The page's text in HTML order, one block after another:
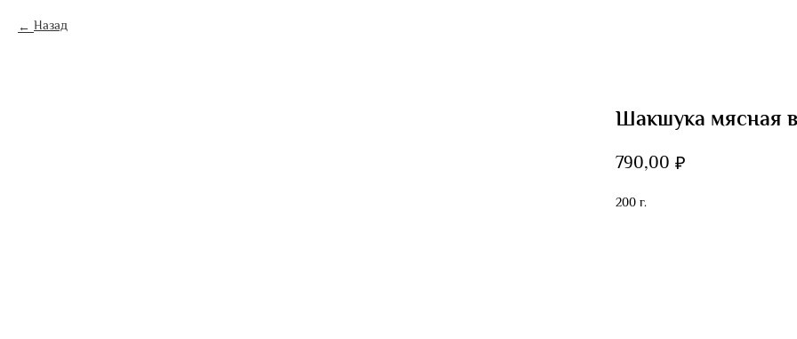
Назад
Шакшука мясная
790,00 ₽
200 г.